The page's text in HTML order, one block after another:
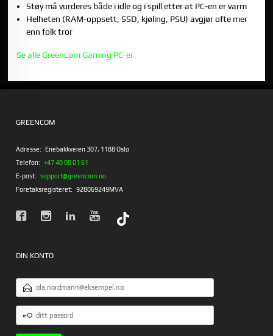
Støy må vurderes både i idle og i spill etter at PC-en er varm
Helheten (RAM-oppsett, SSD, kjøling, PSU) avgjør ofte mer
enn folk tror
Se alle Greencom Gaming PC-er
GREENCOM
Adresse:
Enebakkveien 307, 1188 Oslo
Telefon: +47 40 00 01 61
E-post: support@greencom.no
Foretaksregisteret: 928069249MVA
DIN KONTO
E-
POSTADRESSE
DITT
PASSORD